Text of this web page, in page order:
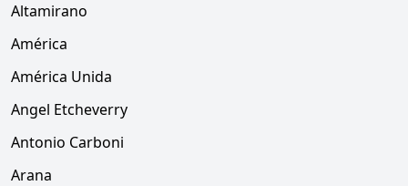
Altamirano
América
América Unida
Angel Etcheverry
Antonio Carboni
Arana